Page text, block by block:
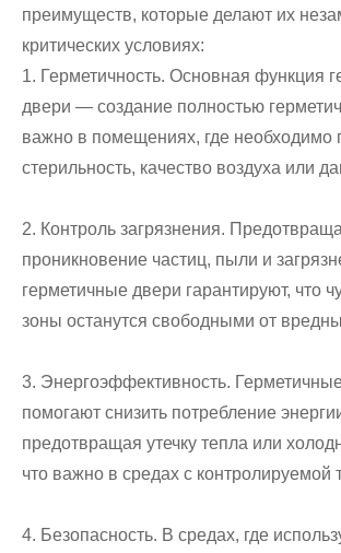
преимуществ, которые делают их
критических условиях:
1. Герметичность. Основная функция
двери — создание полностью
важно в помещениях, где необходимо
стерильность, качество воздуха или
2. Контроль загрязнения.
проникновение частиц, пыли и
герметичные двери гарантируют, что
зоны останутся свободными от
3. Энергоэффективность.
помогают снизить потребление
предотвращая утечку тепла или
что важно в средах с контролируемой
4. Безопасность. В средах, где